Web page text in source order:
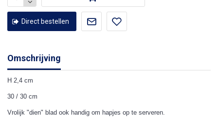
Direct bestellen
Omschrijving
H 2,4 cm
30 / 30 cm
Vrolijk "dien" blad ook handig om hapjes op te serveren.